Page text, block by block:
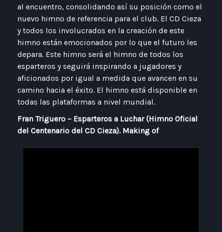
al encuentro, consolidando así su posición como el
nuevo himno de referencia para el club. El CD Cieza
y todos los involucrados en la creación de este
himno están emocionados por lo que el futuro les
depara. Este himno será el himno de todos los
esparteros y seguirá inspirando a jugadores y
aficionados por igual a medida que avancen en su
camino hacia el éxito. El himno está disponible en
todas las plataformas a nivel mundial.
Fran Triguero – Esparteros a Luchar (Himno Oficial
del Centenario del CD Cieza). Making of